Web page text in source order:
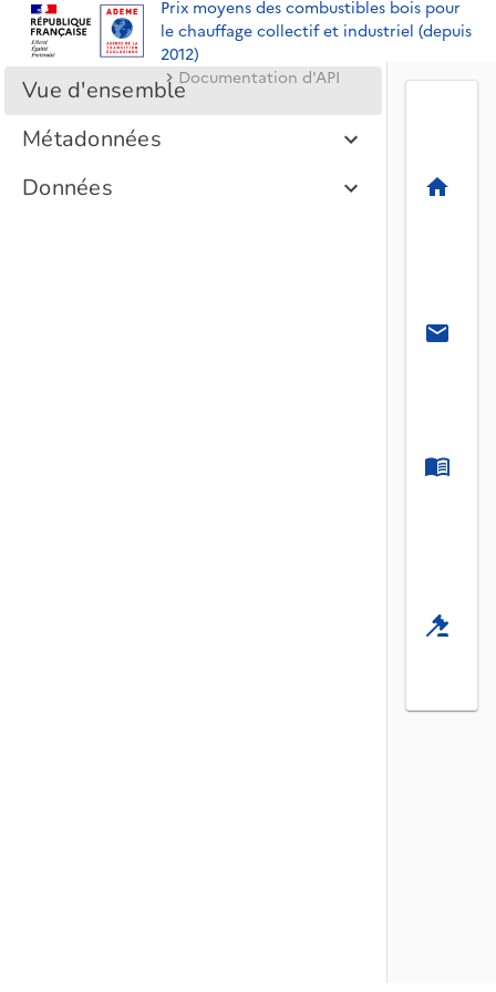
Prix moyens des combustibles bois pour
le chauffage collectif et industriel (depuis
2012)
Documentation d'API